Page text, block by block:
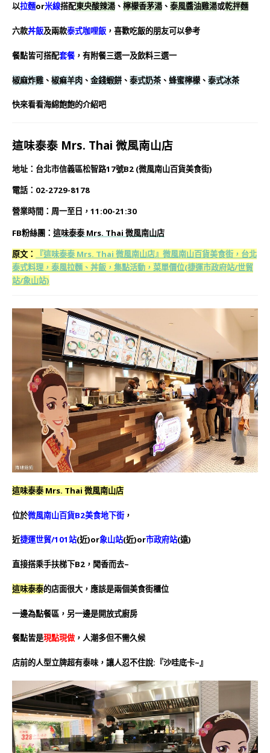
以拉麵or米線搭配東央酸辣湯、 檸檬香茅湯、 泰風醬油雞湯或乾拌麵
六款丼飯及兩款泰式咖哩飯 ，喜歡吃飯的朋友可以參考
餐點皆可搭配套餐，有附餐三選一及飲料三選一
椒麻炸雞 、 椒痲羊肉 、 金錢蝦餅、 泰式奶茶、 蜂蜜檸檬 、 泰式冰茶
快來看看海綿飽飽的介紹吧
這味泰泰 Mrs. Thai 微風南山店
地址：台北市信義區松智路17號B2 (微風南山百貨美食街)
電話：02-2729-8178
營業時間：周一至日，11:00-21:30
FB粉絲團： 這味泰泰 Mrs. Thai 微風南山店
原文：
『這味泰泰 Mrs. Thai 微風南山店』微風南山百貨美食街，台北
泰式料理，泰風拉麵、丼飯，集點活動，菜單價位(捷運市政府站/世貿
站/象山站)
這味泰泰 Mrs. Thai 微風南山店
位於微風南山百貨B2美食地下街，
近捷運世貿/101站(近)or象山站(近)or市政府站(遠)
直接搭乘手扶梯下B2，聞香而去~
這味泰泰的店面很大，應該是兩個美食街櫃位
一邊為點餐區，另一邊是開放式廚房
餐點皆是現點現做，人潮多但不需久候
店前的人型立牌超有泰味，讓人忍不住說:『沙哇底卡~』